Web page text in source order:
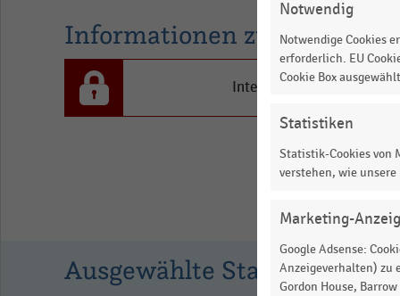
Händler
in
Range:
table.
Informationen zur Statistik
Interesse an den
Ausgewählte Statistiken
Notwendig
Notwendige Cookies
erforderlich. EU
Cookie Box
Statistiken
Statistik-Cookies von
verstehen, wie
Marketing-
Google Adsense:
Anzeigeverhalten) zu
Gordon House,